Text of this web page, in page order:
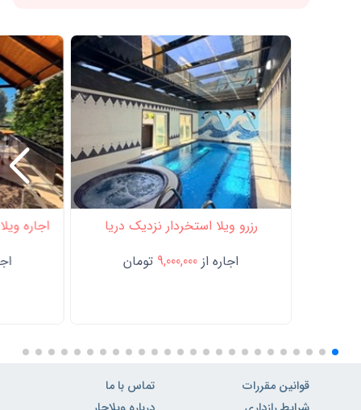
رزرو ویلا استخردار نزدیک دریا
اجاره از 9,000,000 تومان
اجاره
قوانین مقررات
تماس با ما